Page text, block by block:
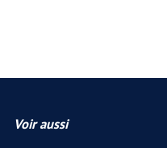
Voir aussi